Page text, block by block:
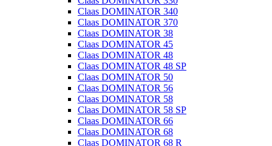
Claas DOMINATOR 340
Claas DOMINATOR 370
Claas DOMINATOR 38
Claas DOMINATOR 45
Claas DOMINATOR 48
Claas DOMINATOR 48 SP
Claas DOMINATOR 50
Claas DOMINATOR 56
Claas DOMINATOR 58
Claas DOMINATOR 58 SP
Claas DOMINATOR 66
Claas DOMINATOR 68
Claas DOMINATOR 68 R